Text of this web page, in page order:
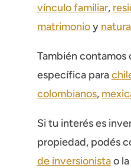
vínculo familiar,
matrimonioy
También contamos
específica para
colombianos,
Si tu interés es
propiedad, podés
de inversionistao la